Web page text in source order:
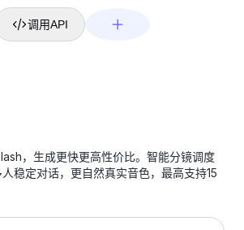
调用API
，生成更快更高性价比。智能分镜调度
稳定对话，更自然真实音色，最高支持15